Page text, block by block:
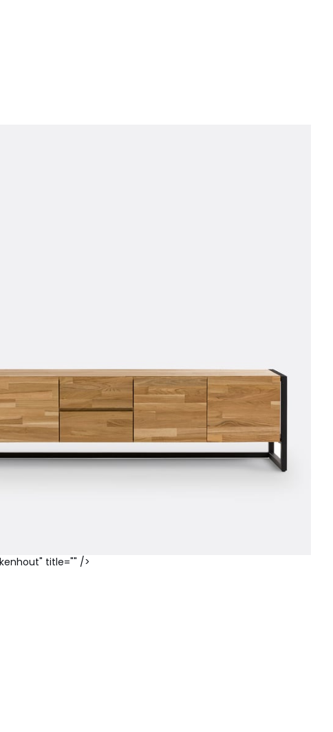
eikenhout" title="" />